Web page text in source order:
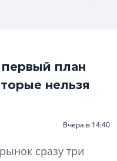
план
нельзя
Вчера в 14:40
сразу три